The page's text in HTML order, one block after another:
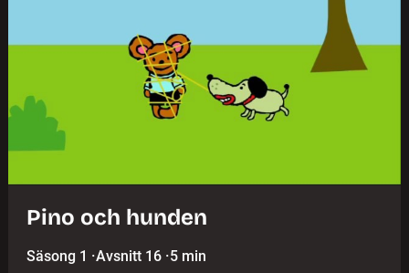
Pino och hunden
Säsong 1 ·Avsnitt 16 ·5 min